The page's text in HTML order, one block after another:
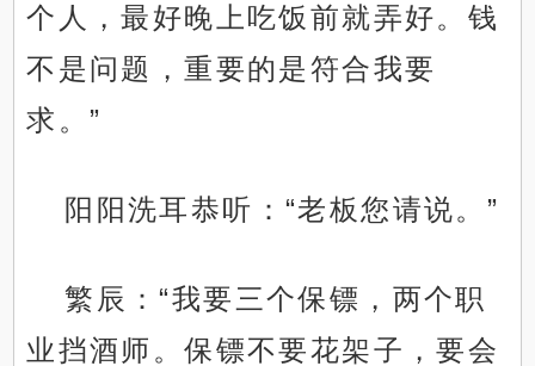
个人，最好晚上吃饭前就弄好。钱
不是问题，重要的是符合我要
求。”
阳阳洗耳恭听：“老板您请说。”
繁辰：“我要三个保镖，两个职
业挡酒师。保镖不要花架子，要会